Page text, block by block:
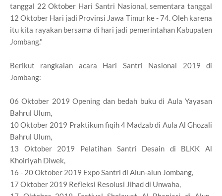
tanggal 22 Oktober Hari Santri Nasional, sementara tanggal
12 Oktober Hari jadi Provinsi Jawa Timur ke - 74. Oleh karena
itu kita rayakan bersama di hari jadi pemerintahan Kabupaten
Jombang."
Berikut rangkaian acara Hari Santri Nasional 2019 di
Jombang:
06 Oktober 2019 Opening dan bedah buku di Aula Yayasan
Bahrul Ulum,
10 Oktober 2019 Praktikum fiqih 4 Madzab di Aula Al Ghozali
Bahrul Ulum,
13 Oktober 2019 Pelatihan Santri Desain di BLKK Al
Khoiriyah Diwek,
16 - 20 Oktober 2019 Expo Santri di Alun-alun Jombang,
17 Oktober 2019 Refleksi Resolusi Jihad di Unwaha,